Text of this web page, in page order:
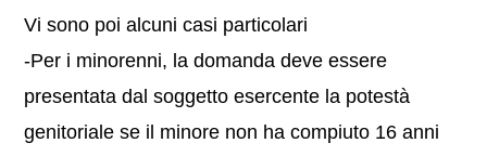
Vi sono poi alcuni casi particolari
-Per i minorenni, la domanda deve essere
presentata dal soggetto esercente la potestà
genitoriale se il minore non ha compiuto 16 anni